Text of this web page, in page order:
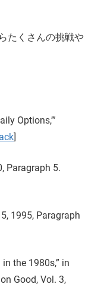
たくさんの挑戦や
Options,’”
]
Paragraph 5.
1995, Paragraph
the 1980s,” in
Good, Vol. 3,